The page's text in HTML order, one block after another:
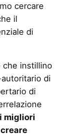
cercare
il
di
che instillino
di
di
migliori